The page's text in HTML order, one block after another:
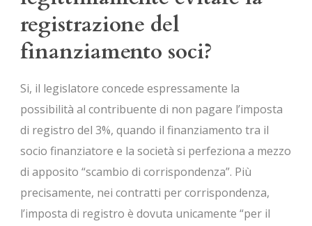
registrazione del
finanziamento soci?
Si, il legislatore concede espressamente la
possibilità al contribuente di non pagare l’imposta
di registro del 3%, quando il finanziamento tra il
socio finanziatore e la società si perfeziona a mezzo
di apposito “scambio di corrispondenza”. Più
precisamente, nei contratti per corrispondenza,
l’imposta di registro è dovuta unicamente “per il